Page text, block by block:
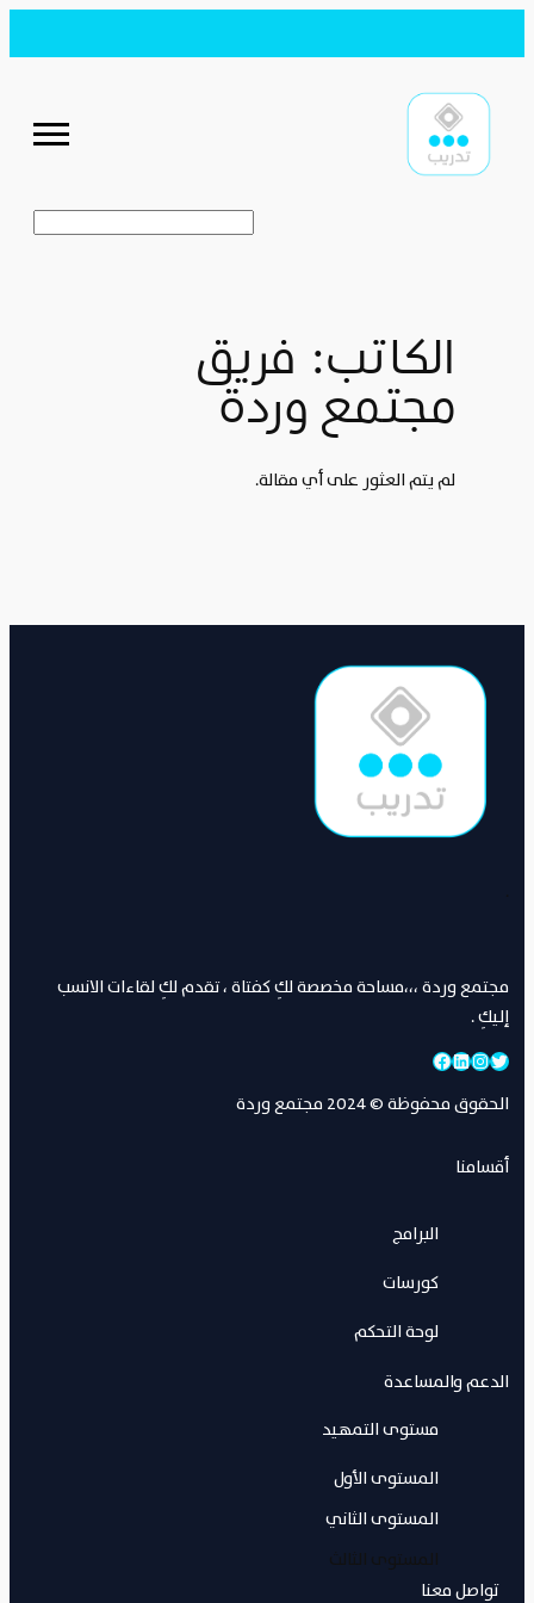
إلى
الكاتب: فريق
مجتمع وردة
لم يتم العثور على أي مقالة.
.
مجتمع وردة ،،،مساحة مخصصة لكِ كفتاة ، تقدم لكِ لقاءات الانسب
إليكِ .
تويتر إنستجراملينكد إن فيسبوك
الحقوق محفوظة © 2024 مجتمع وردة
أقسامنا
البرامج
كورسات
لوحة التحكم
الدعم والمساعدة
مستوى التمهيد
المستوى الأول
المستوى الثاني
المستوى الثالث
تواصل معنا